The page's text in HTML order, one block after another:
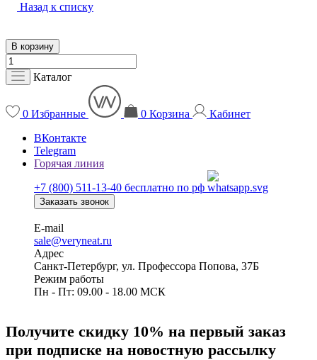
Назад к списку
В корзину
Каталог
0 Избранные 0 Корзина
Кабинет
ВКонтакте
Telegram
Горячая линия
+7 (800) 511-13-40 бесплатно по рф
Заказать звонок
E-mail
sale@veryneat.ru
Адрес
Санкт-Петербург, ул. Профессора Попова, 37Б
Режим работы
Пн - Пт: 09.00 - 18.00 МСК
Получите скидку 10% на первый заказ
при подписке на новостную рассылку